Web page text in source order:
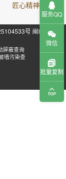
匠心精神
号 闽ICP备
屏蔽查询
墙污染查
服务QQ
微信
批量复制